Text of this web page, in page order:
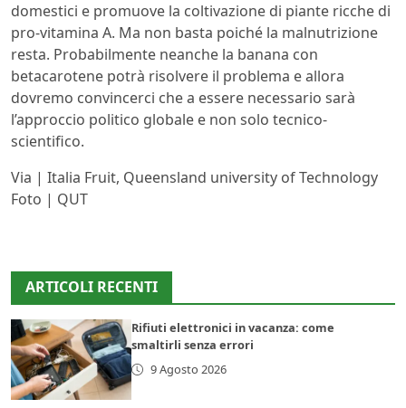
domestici e promuove la coltivazione di piante ricche di
pro-vitamina A. Ma non basta poiché la malnutrizione
resta. Probabilmente neanche la banana con
betacarotene potrà risolvere il problema e allora
dovremo convincerci che a essere necessario sarà
l’approccio politico globale e non solo tecnico-
scientifico.
Via | Italia Fruit, Queensland university of Technology
Foto | QUT
ARTICOLI RECENTI
Rifiuti elettronici in vacanza: come
smaltirli senza errori
9 Agosto 2026